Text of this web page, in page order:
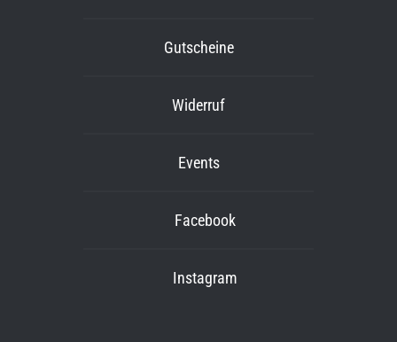
Gutscheine
Widerruf
Events
Facebook
Instagram